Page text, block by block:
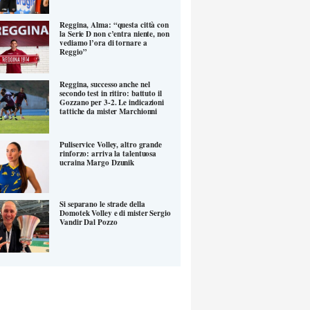
Reggina, Alma: “questa città con
la Serie D non c’entra niente, non
vediamo l’ora di tornare a
Reggio”
Reggina, successo anche nel
secondo test in ritiro: battuto il
Gozzano per 3-2. Le indicazioni
tattiche da mister Marchionni
Puliservice Volley, altro grande
rinforzo: arriva la talentuosa
ucraina Margo Dzunik
Si separano le strade della
Domotek Volley e di mister Sergio
Vandir Dal Pozzo